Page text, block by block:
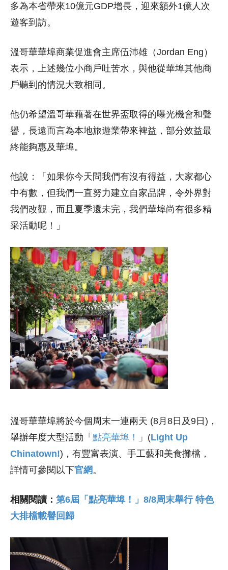
多為本省帶來10億元GDP增長，迎來額外1億人次
遊客到訪。
溫哥華華埠商業促進會主席伍沛雄（Jordan Eng）
表示，上述幾位小商戶吐苦水，與他從華埠其他商
戶聽到的情況大致相同。
他仍希望溫哥華藉著在世界盃取得的曝光機會和聲
譽，長遠而言為本地旅遊業帶來裨益，部分效益最
終能夠惠及華埠。
他說：「如果你今天問我們有沒有得益，大家都心
中有數，但我們一直努力建立自家品牌，令外界對
我們改觀，而且夏季還未完，我們華埠尚有很多精
采活動呢！」
溫哥華華埠將於今個周末一連兩天 (8月8日及9日)，
舉辦年度大型活動「 點亮華埠！ 」(Light Up
Chinatown!)，有豐富表演、手工藝和美食攤檔，
詳情可參閱以下官網。
相關閱讀： 第6屆「點亮華埠！」8/8周末舉行 特色
大排檔載譽回歸